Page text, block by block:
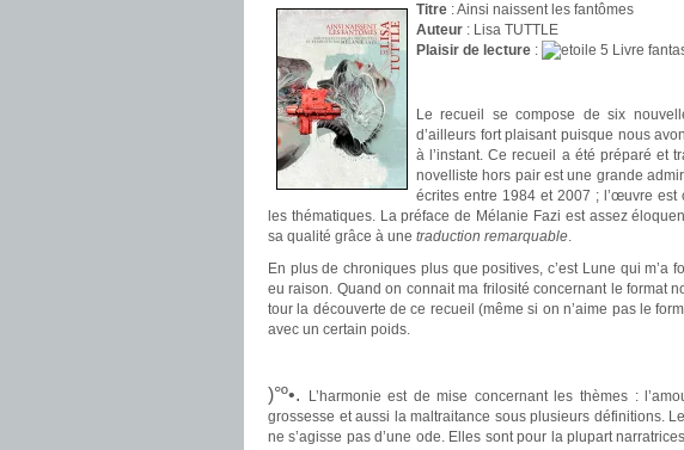
Titre : Ainsi naissent les fantômes
Auteur : Lisa TUTTLE
Plaisir de lecture :
Livre
Le recueil se compose de six
d’ailleurs fort plaisant puisque nous
à l’instant. Ce recueil a été préparé et
novelliste hors pair est une grande
écrites entre 1984 et 2007 ; l’œuvre
les thématiques. La préface de Mélanie Fazi est assez
sa qualité grâce à une traduction remarquable.
En plus de chroniques plus que positives, c’est Lune qui m’a
eu raison. Quand on connait ma frilosité concernant le format
tour la découverte de ce recueil (même si on n’aime pas le
avec un certain poids.
)°º•.
L’harmonie est de mise concernant les thèmes :
grossesse et aussi la maltraitance sous plusieurs définitions.
ne s’agisse pas d’une ode. Elles sont pour la plupart